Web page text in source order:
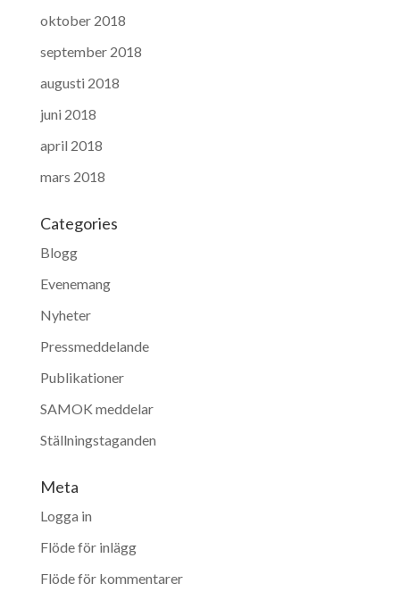
oktober 2018
september 2018
augusti 2018
juni 2018
april 2018
mars 2018
Categories
Blogg
Evenemang
Nyheter
Pressmeddelande
Publikationer
SAMOK meddelar
Ställningstaganden
Meta
Logga in
Flöde för inlägg
Flöde för kommentarer